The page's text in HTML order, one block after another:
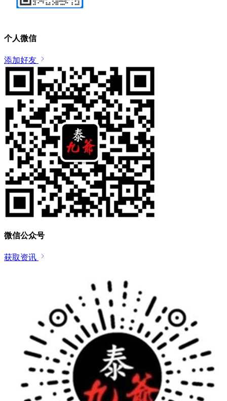
个人微信
添加好友
微信公众号
获取资讯